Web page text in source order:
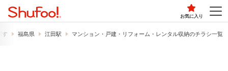
お気に入り
す 福島県 江田駅 マンション・戸建・リフォーム・レンタル収納のチラシ一覧